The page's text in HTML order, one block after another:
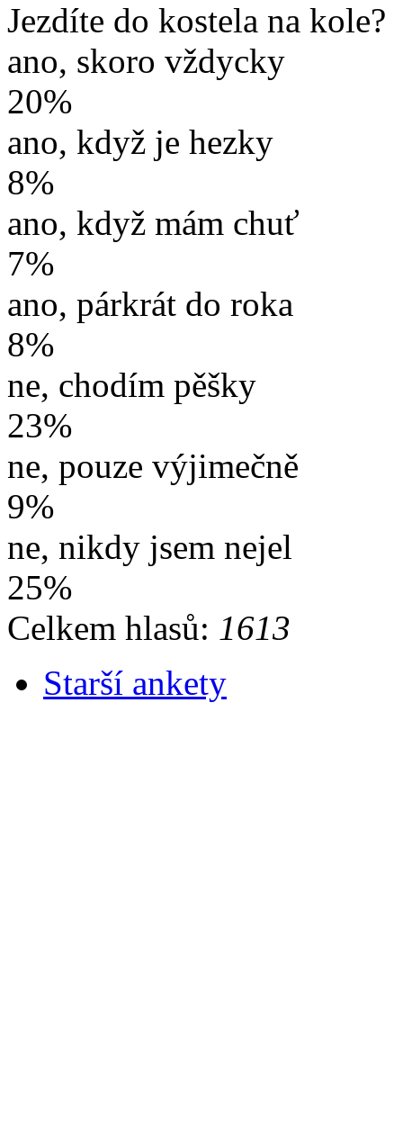
Jezdíte do kostela na kole?
ano, skoro vždycky
20%
ano, když je hezky
8%
ano, když mám chuť
7%
ano, párkrát do roka
8%
ne, chodím pěšky
23%
ne, pouze výjimečně
9%
ne, nikdy jsem nejel
25%
Celkem hlasů: 1613
Starší ankety